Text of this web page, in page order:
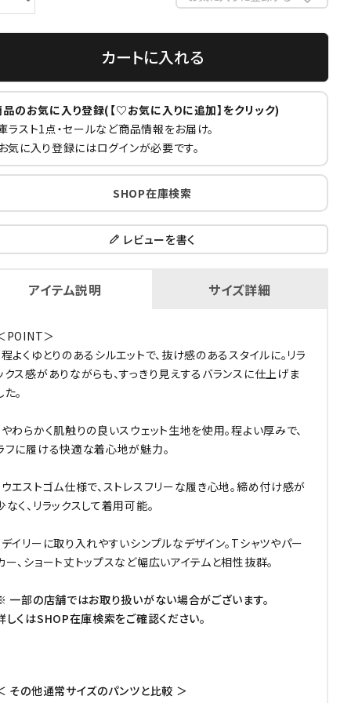
カートに入れる
品のお気に入り登録(【♡お気に入りに追加】をクリック)
ラスト1点・セールなど商品情報をお届け。
お気に入り登録にはログインが必要です。
SHOP在庫検索
レビューを書く
アイテム説明 サイズ詳細
POINT＞
程よくゆとりのあるシルエットで、抜け感のあるスタイルに。リラ
クス感がありながらも、すっきり見えするバランスに仕上げま
た。
やわらかく肌触りの良いスウェット生地を使用。程よい厚みで、
フに履ける快適な着心地が魅力。
ウエストゴム仕様で、ストレスフリーな履き心地。締め付け感が
なく、リラックスして着用可能。
デイリーに取り入れやすいシンプルなデザイン。Tシャツやパー
ー、ショート丈トップスなど幅広いアイテムと相性抜群。
一部の店舗ではお取り扱いがない場合がございます。
しくはSHOP在庫検索をご確認ください。
その他通常サイズのパンツと比較 ＞